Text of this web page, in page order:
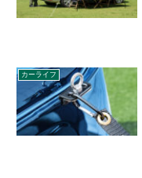
カーライフ